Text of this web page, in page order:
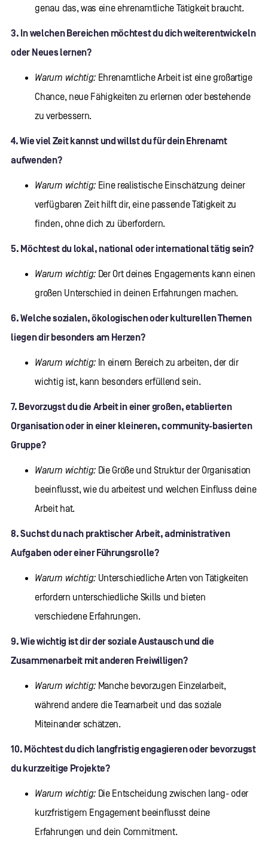
genau das, was eine ehrenamtliche Tätigkeit braucht.
3. In welchen Bereichen möchtest du dich weiterentwickeln
oder Neues lernen?
Warum wichtig:Ehrenamtliche Arbeit ist eine großartige
Chance, neue Fähigkeiten zu erlernen oder bestehende
zu verbessern.
4. Wie viel Zeit kannst und willst du für dein Ehrenamt
aufwenden?
Warum wichtig:Eine realistische Einschätzung deiner
verfügbaren Zeit hilft dir, eine passende Tätigkeit zu
finden, ohne dich zu überfordern.
5. Möchtest du lokal, national oder international tätig sein?
Warum wichtig:Der Ort deines Engagements kann einen
großen Unterschied in deinen Erfahrungen machen.
6. Welche sozialen, ökologischen oder kulturellen Themen
liegen dir besonders am Herzen?
Warum wichtig:In einem Bereich zu arbeiten, der dir
wichtig ist, kann besonders erfüllend sein.
7. Bevorzugst du die Arbeit in einer großen, etablierten
Organisation oder in einer kleineren, community-basierten
Gruppe?
Warum wichtig:Die Größe und Struktur der Organisation
beeinflusst, wie du arbeitest und welchen Einfluss deine
Arbeit hat.
8. Suchst du nach praktischer Arbeit, administrativen
Aufgaben oder einer Führungsrolle?
Warum wichtig:Unterschiedliche Arten von Tätigkeiten
erfordern unterschiedliche Skills und bieten
verschiedene Erfahrungen.
9. Wie wichtig ist dir der soziale Austausch und die
Zusammenarbeit mit anderen Freiwilligen?
Warum wichtig:Manche bevorzugen Einzelarbeit,
während andere die Teamarbeit und das soziale
Miteinander schätzen.
10. Möchtest du dich langfristig engagieren oder bevorzugst
du kurzzeitige Projekte?
Warum wichtig:Die Entscheidung zwischen lang- oder
kurzfristigem Engagement beeinflusst deine
Erfahrungen und dein Commitment.